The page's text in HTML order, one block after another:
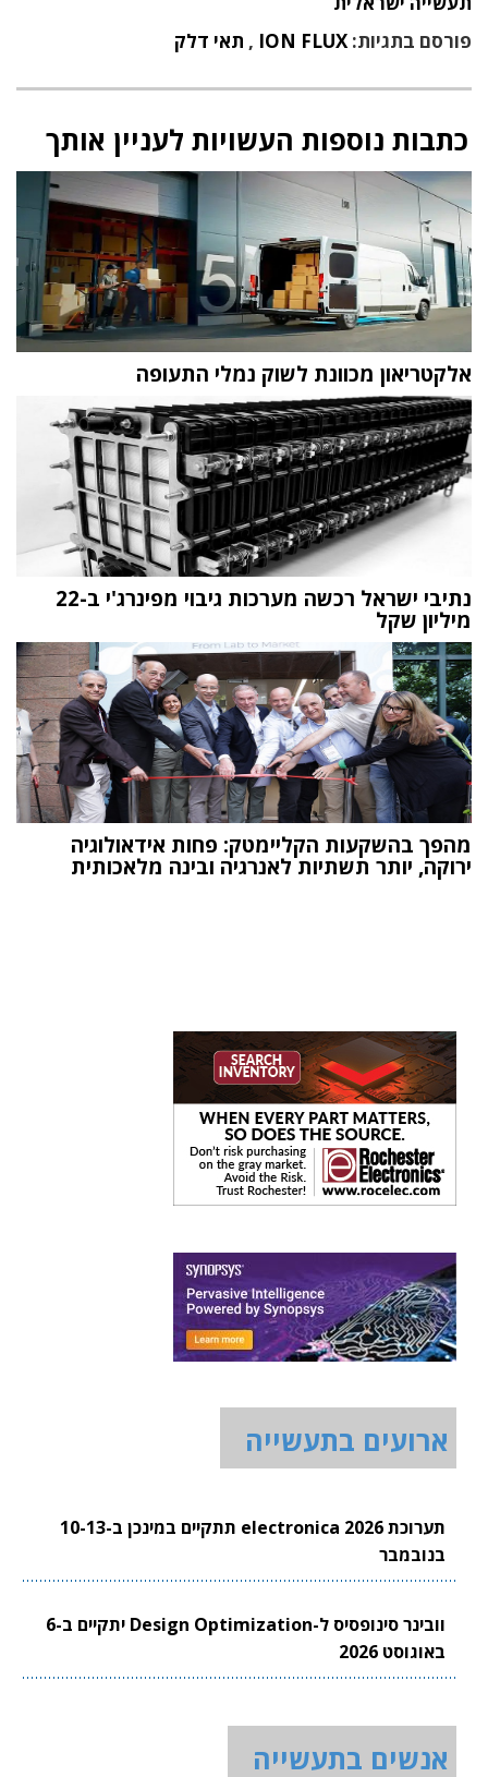
פורסם בתגיות: ION FLUX
, תאי דלק
כתבות נוספות העשויות לעניין אותך
אלקטריאון מכוונת לשוק נמלי התעופה
נתיבי ישראל רכשה מערכות גיבוי מפינרג'י ב-22
מיליון שקל
מהפך בהשקעות הקליימטק: פחות אידאולוגיה
ירוקה, יותר תשתיות לאנרגיה ובינה מלאכותית
ארועים בתעשייה
תערוכת electronica 2026 תתקיים במינכן ב-10-13
בנובמבר
וובינר סינופסיס ל-Design Optimization יתקיים ב-6
באוגוסט 2026
אנשים בתעשייה